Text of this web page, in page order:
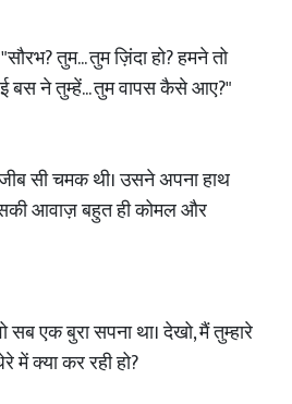
तुम... तुम ज़िंदा हो? हमने तो
बस ने तुम्हें... तुम वापस कैसे आए?"
सी चमक थी। उसने अपना हाथ
आवाज़ बहुत ही कोमल और
सब एक बुरा सपना था। देखो, मैं तुम्हारे
में क्या कर रही हो?